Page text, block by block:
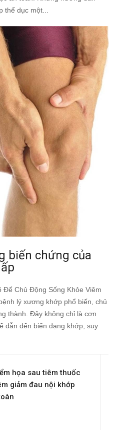
dục một...
biến chứng của
Để Chủ Động Sống Khỏe Viêm
lý xương khớp phổ biến, chủ
thành. Đây không chỉ là cơn
dẫn đến biến dạng khớp, suy
họa sau tiêm thuốc
giảm đau nội khớp